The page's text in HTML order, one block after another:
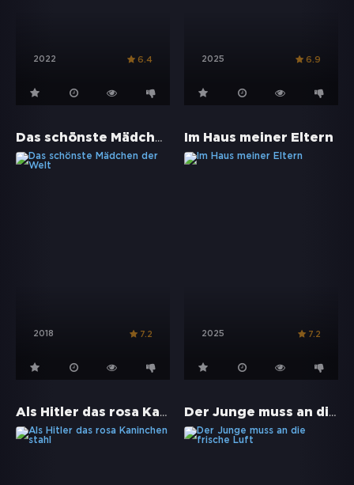
2022 6.4 2025 6.9
Das schönste Mädchen der Welt
2018 7.2
Im Haus meiner Eltern
2025 7.2
Als Hitler das rosa Kaninchen stahl Der Junge muss an die frische Luft